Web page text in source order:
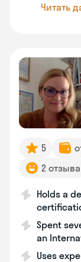
Читать
5
2 отзыва
Holds a
Spent
an
Uses